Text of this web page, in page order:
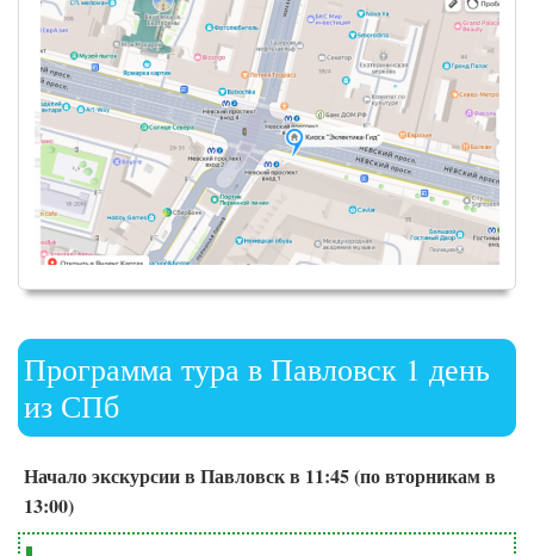
Программа тура в Павловск 1 день
из СПб
Начало экскурсии в Павловск в 11:45 (по вторникам в
13:00)